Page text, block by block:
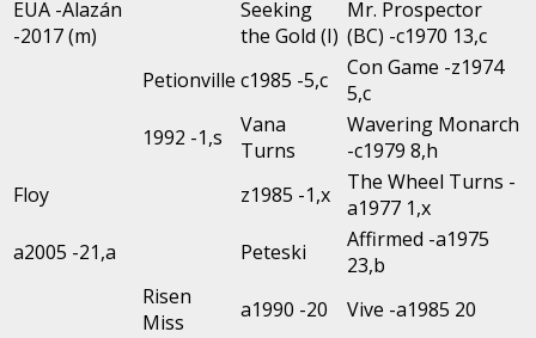
EUA -Alazán
-2017 (m)
Seeking
the Gold (I)
Mr. Prospector
(BC) -c1970 13,c
Petionville c1985 -5,c
Con Game -z1974
5,c
1992 -1,s
Vana
Turns
Wavering Monarch
-c1979 8,h
Floy
z1985 -1,x
The Wheel Turns -
a1977 1,x
a2005 -21,a
Peteski
Affirmed -a1975
23,b
Risen
Miss
a1990 -20
Vive -a1985 20